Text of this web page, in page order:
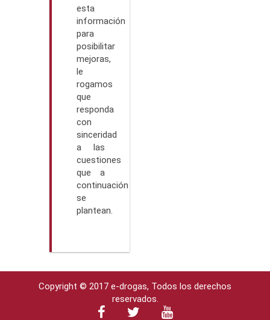
esta
información
para
posibilitar
mejoras,
le
rogamos
que
responda
con
sinceridad
a las
cuestiones
que a
continuación
se
plantean.
Copyright © 2017 e-drogas, Todos los derechos
reservados.